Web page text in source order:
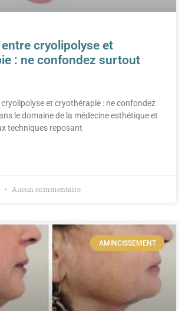
cryolipolyse et
: ne confondez surtout
et cryothérapie : ne confondez
le domaine de la médecine esthétique et
techniques reposant
Aucun commentaire
AMINCISSEMENT